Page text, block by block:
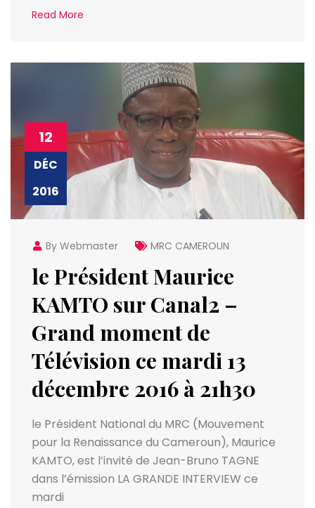
Read More
12
DÉC
2016
By Webmaster MRC CAMEROUN
le Président Maurice
KAMTO sur Canal2 –
Grand moment de
Télévision ce mardi 13
décembre 2016 à 21h30
le Président National du MRC (Mouvement
pour la Renaissance du Cameroun), Maurice
KAMTO, est l’invité de Jean-Bruno TAGNE
dans l’émission LA GRANDE INTERVIEW ce
mardi